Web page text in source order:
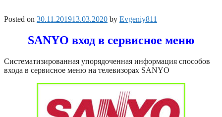
Posted on 30.11.201913.03.2020 by Evgeniy811
SANYO вход в сервисное меню
Систематизированная упорядоченная информация способов
входа в сервисное меню на телевизорах SANYO